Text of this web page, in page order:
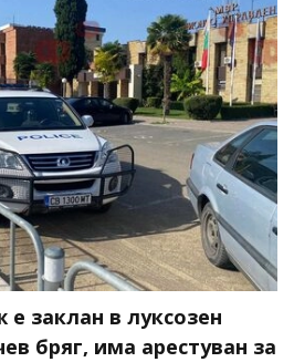
заклан в луксозен
бряг, има арестуван за